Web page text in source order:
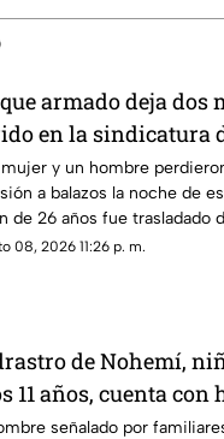
armado deja dos
en la sindicatura
mujer y un hombre
a balazos la noche de
de 26 años fue trasladado
08, 2026 11:26 p. m.
de Nohemí,
11 años, cuenta
familiares lo
señalado por